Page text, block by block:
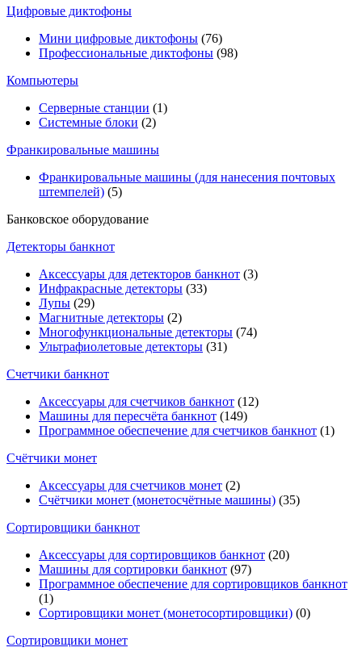
Цифровые диктофоны
Мини цифровые диктофоны (76)
Профессиональные диктофоны (98)
Компьютеры
Серверные станции (1)
Системные блоки (2)
Франкировальные машины
Франкировальные машины (для нанесения почтовых
штемпелей) (5)
Банковское оборудование
Детекторы банкнот
Аксессуары для детекторов банкнот (3)
Инфракрасные детекторы (33)
Лупы (29)
Магнитные детекторы (2)
Многофункциональные детекторы (74)
Ультрафиолетовые детекторы (31)
Счетчики банкнот
Аксессуары для счетчиков банкнот (12)
Машины для пересчёта банкнот (149)
Программное обеспечение для счетчиков банкнот (1)
Счётчики монет
Аксессуары для счетчиков монет (2)
Счётчики монет (монетосчётные машины) (35)
Cортировщики банкнот
Аксессуары для сортировщиков банкнот (20)
Машины для сортировки банкнот (97)
Программное обеспечение для сортировщиков банкнот
(1)
Сортировщики монет (монетосортировщики) (0)
Сортировщики монет